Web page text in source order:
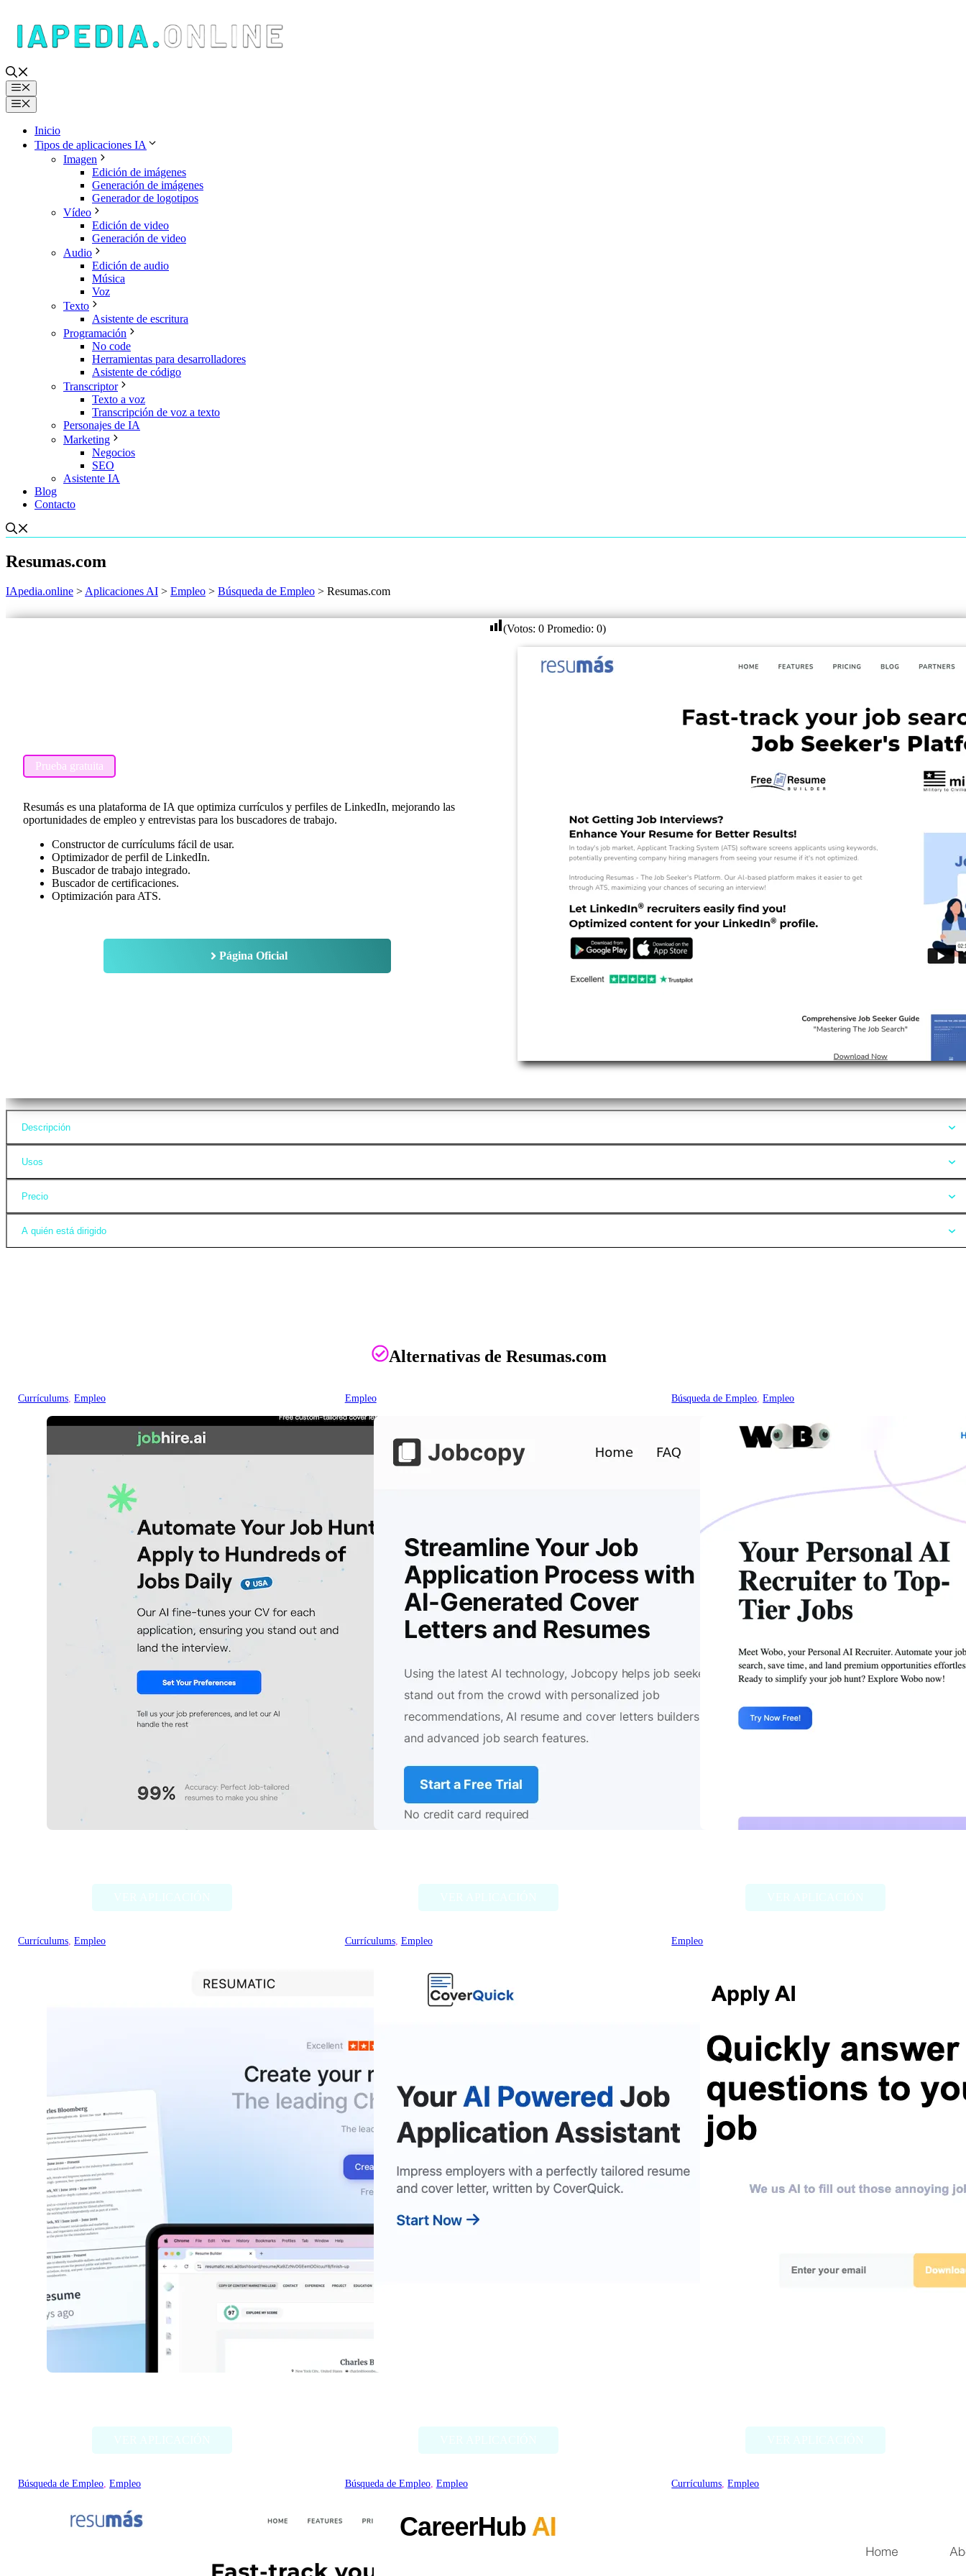
contenido
Menú
Menú
Inicio
Tipos de aplicaciones IA
Imagen
Edición de imágenes
Generación de imágenes
Generador de logotipos
Vídeo
Edición de video
Generación de video
Audio
Edición de audio
Música
Voz
Texto
Asistente de escritura
Programación
No code
Herramientas para desarrolladores
Asistente de código
Transcriptor
Texto a voz
Transcripción de voz a texto
Personajes de IA
Marketing
Negocios
SEO
Asistente IA
Blog
Contacto
Resumas.com
IApedia.online >Aplicaciones AI > Empleo > Búsqueda de Empleo > Resumas.com
Prueba gratuita
Resumás es una plataforma de IA que optimiza currículos y perfiles de LinkedIn, mejorando las
oportunidades de empleo y entrevistas para los buscadores de trabajo.
Constructor de currículums fácil de usar.
Optimizador de perfil de LinkedIn.
Buscador de trabajo integrado.
Buscador de certificaciones.
Optimización para ATS.
Página Oficial
(Votos: 0 Promedio: 0)
Descripción
Usos
Precio
A quién está dirigido
Alternativas de Resumas.com
Currículums, Empleo Empleo Búsqueda de Empleo, Empleo
Currículums, Empleo Currículums, Empleo Empleo
Búsqueda de Empleo, Empleo Búsqueda de Empleo, Empleo Currículums, Empleo